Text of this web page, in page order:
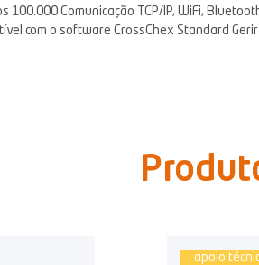
Comunicação TCP/IP, WiFi,
com o software CrossChex Standard
apoio